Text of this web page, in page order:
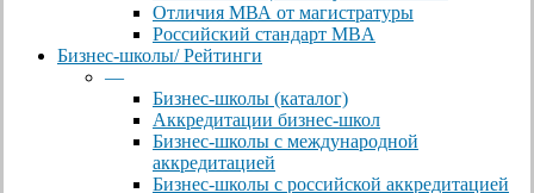
Отличия МВА от магистратуры
Российский стандарт MBA
Бизнес-школы/ Рейтинги
—
Бизнес-школы (каталог)
Аккредитации бизнес-школ
Бизнес-школы с международной
аккредитацией
Бизнес-школы с российской аккредитацией